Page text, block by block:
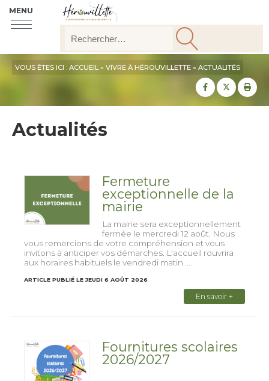
MENU
VOUS ÊTES ICI : ACCUEIL» VIVRE À HÉROUVILLETTE » ACTUALITÉS
Partager sur
Actualités
Fermeture
exceptionnelle de la
mairie
La mairie sera exceptionnellement
fermée le mercredi 12 août. Nous
vous remercions de votre compréhension et vous
invitons à anticiper vos démarches. L'accueil rouvrira
aux horaires habituels le vendredi matin. ...
ARTICLE PUBLIÉ LE JEUDI 6 AOÛT 2026
En savoir +
Fournitures scolaires
2026/2027